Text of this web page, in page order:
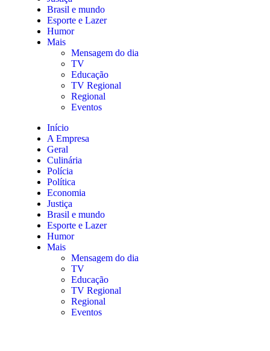
Brasil e mundo
Esporte e Lazer
Humor
Mais
Mensagem do dia
TV
Educação
TV Regional
Regional
Eventos
Início
A Empresa
Geral
Culinária
Polícia
Política
Economia
Justiça
Brasil e mundo
Esporte e Lazer
Humor
Mais
Mensagem do dia
TV
Educação
TV Regional
Regional
Eventos